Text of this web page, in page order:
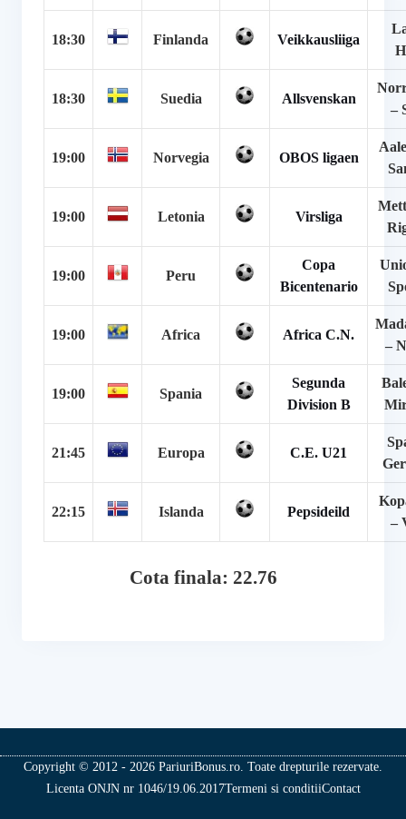
18:30 Finlanda Veikkausliiga
18:30 Suedia Allsvenskan
–
19:00 Norvegia OBOS ligaen
19:00 Letonia Virsliga
19:00 Peru
Copa
Bicentenario
19:00 Africa Africa C.N.
–
19:00 Spania
Segunda
Division B
21:45 Europa C.E. U21
22:15 Islanda Pepsideild
–
Cota finala: 22.76
Copyright © 2012 - 2026 PariuriBonus.ro. Toate drepturile rezervate.
Licenta ONJN nr 1046/19.06.2017Termeni si conditiiContact